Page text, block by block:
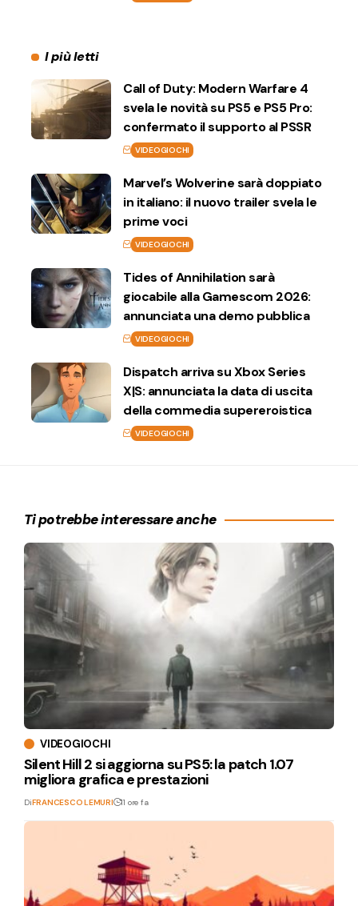
I più letti
Call of Duty: Modern Warfare 4
svela le novità su PS5 e PS5 Pro:
confermato il supporto al PSSR
VIDEOGIOCHI
Marvel’s Wolverine sarà doppiato
in italiano: il nuovo trailer svela le
prime voci
VIDEOGIOCHI
Tides of Annihilation sarà
giocabile alla Gamescom 2026:
annunciata una demo pubblica
VIDEOGIOCHI
Dispatch arriva su Xbox Series
X|S: annunciata la data di uscita
della commedia supereroistica
VIDEOGIOCHI
Ti potrebbe interessare anche
VIDEOGIOCHI
Silent Hill 2 si aggiorna su PS5: la patch 1.07
migliora grafica e prestazioni
DiFRANCESCO LEMURI 11 ore fa